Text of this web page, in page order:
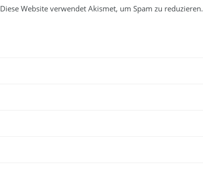
Diese Website verwendet Akismet, um Spam zu reduzieren.